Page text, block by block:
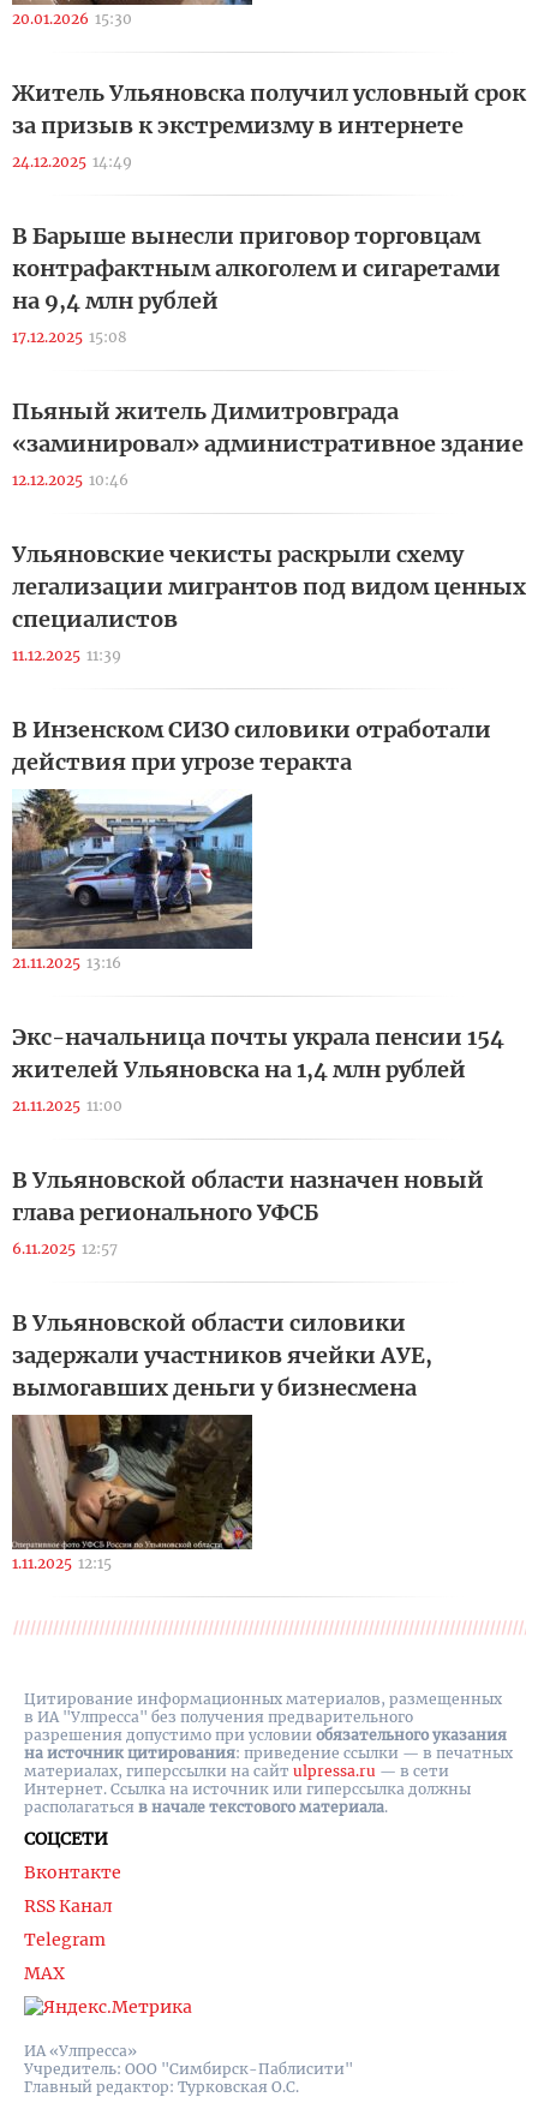
20.01.2026 15:30
Житель Ульяновска получил условный срок
за призыв к экстремизму в интернете
24.12.2025 14:49
В Барыше вынесли приговор торговцам
контрафактным алкоголем и сигаретами
на 9,4 млн рублей
17.12.2025 15:08
Пьяный житель Димитровграда
«заминировал» административное здание
12.12.2025 10:46
Ульяновские чекисты раскрыли схему
легализации мигрантов под видом ценных
специалистов
11.12.2025 11:39
В Инзенском СИЗО силовики отработали
действия при угрозе теракта
21.11.2025 13:16
Экс-начальница почты украла пенсии 154
жителей Ульяновска на 1,4 млн рублей
21.11.2025 11:00
В Ульяновской области назначен новый
глава регионального УФСБ
6.11.2025 12:57
В Ульяновской области силовики
задержали участников ячейки АУЕ,
вымогавших деньги у бизнесмена
1.11.2025 12:15
ИА «Улпресса»
Учредитель: ООО "Симбирск-Паблисити"
Главный редактор: Турковская О.С.
СОЦСЕТИ
Вконтакте
RSS Канал
Telegram
MAX
Цитирование информационных материалов, размещенных
в ИА "Улпресса" без получения предварительного
разрешения допустимо при условии обязательного указания
на источник цитирования: приведение ссылки — в печатных
материалах, гиперссылки на cайт ulpressa.ru — в сети
Интернет. Ссылка на источник или гиперссылка должны
располагаться в начале текстового материала.